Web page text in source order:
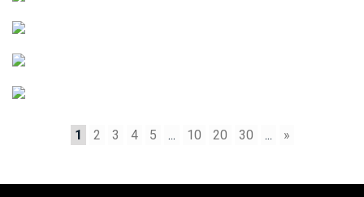
1 2 3 4 5 ... 10 20 30 ... »